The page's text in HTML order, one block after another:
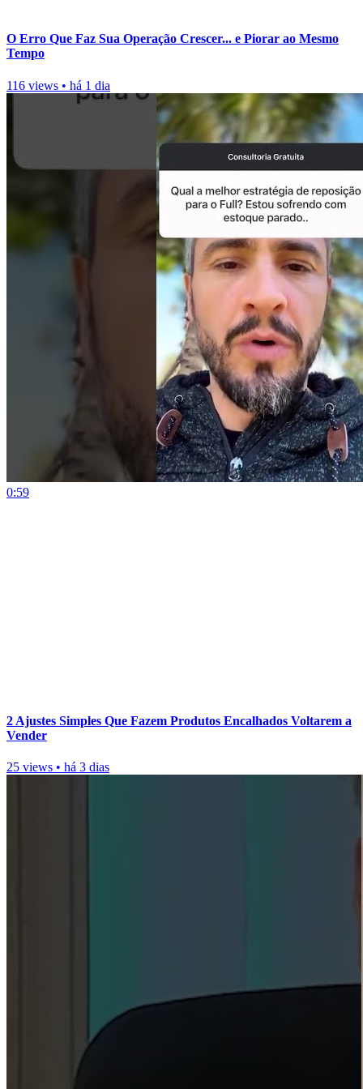
O Erro Que Faz Sua Operação Crescer... e Piorar ao Mesmo
Tempo
116 views • há 1 dia
0:59
2 Ajustes Simples Que Fazem Produtos Encalhados Voltarem a
Vender
25 views • há 3 dias